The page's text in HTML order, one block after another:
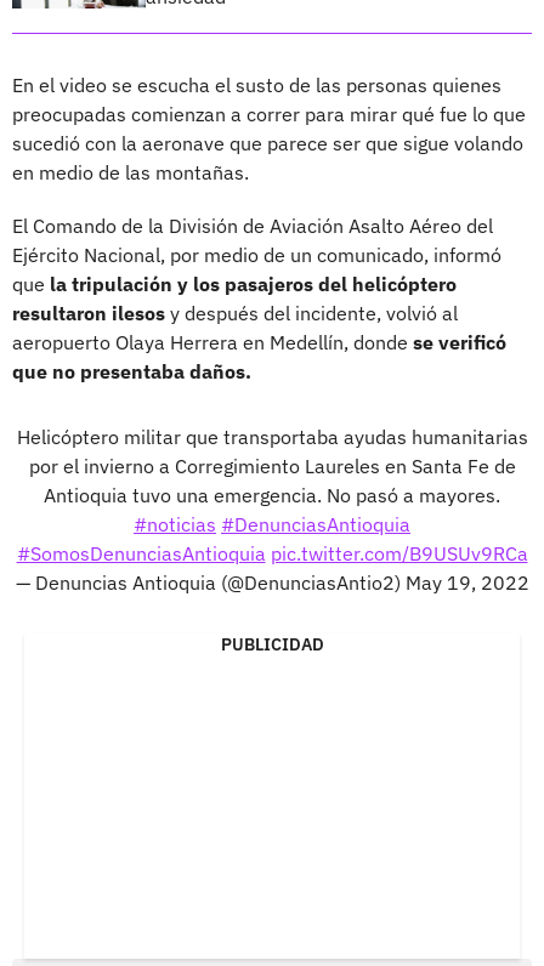
En el video se escucha el susto de las personas quienes
preocupadas comienzan a correr para mirar qué fue lo que
sucedió con la aeronave que parece ser que sigue volando
en medio de las montañas.
El Comando de la División de Aviación Asalto Aéreo del
Ejército Nacional, por medio de un comunicado, informó
que la tripulación y los pasajeros del helicóptero
resultaron ilesos y después del incidente, volvió al
aeropuerto Olaya Herrera en Medellín, donde se verificó
que no presentaba daños.
Helicóptero militar que transportaba ayudas humanitarias
por el invierno a Corregimiento Laureles en Santa Fe de
Antioquia tuvo una emergencia. No pasó a mayores.
#noticias #DenunciasAntioquia
#SomosDenunciasAntioquia pic.twitter.com/B9USUv9RCa
— Denuncias Antioquia (@DenunciasAntio2) May 19, 2022
PUBLICIDAD